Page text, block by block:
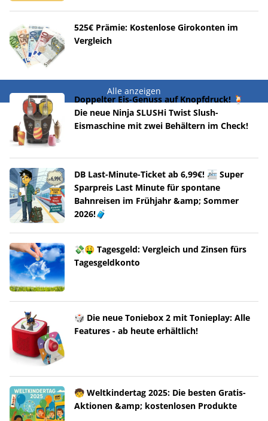
525€ Prämie: Kostenlose Girokonten im
Vergleich
Alle anzeigen
Doppelter Eis-Genuss auf Knopfdruck! 🍹
Die neue Ninja SLUSHi Twist Slush-
Eismaschine mit zwei Behältern im Check!
DB Last-Minute-Ticket ab 6,99€! 🚈 Super
Sparpreis Last Minute für spontane
Bahnreisen im Frühjahr &amp; Sommer
2026!🧳
💸🤑 Tagesgeld: Vergleich und Zinsen fürs
Tagesgeldkonto
🎲 Die neue Toniebox 2 mit Tonieplay: Alle
Features - ab heute erhältlich!
🧒 Weltkindertag 2025: Die besten Gratis-
Aktionen &amp; kostenlosen Produkte